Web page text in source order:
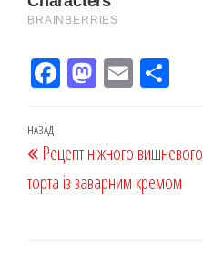
Fac
k
M
on
Em
ис
я
Навігація
записів
Попередній
запис
НАЗАД
Рецепт ніжного вишневого
торта із заварним кремом